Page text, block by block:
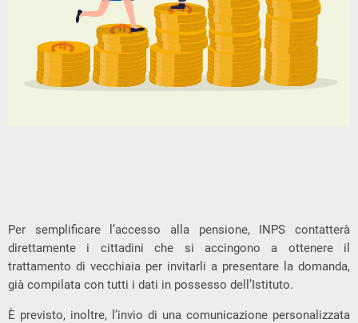
Per semplificare l’accesso alla pensione, INPS contatterà
direttamente i cittadini che si accingono a ottenere il
trattamento di vecchiaia per invitarli a presentare la domanda,
già compilata con tutti i dati in possesso dell’Istituto.
È previsto, inoltre, l’invio di una comunicazione personalizzata